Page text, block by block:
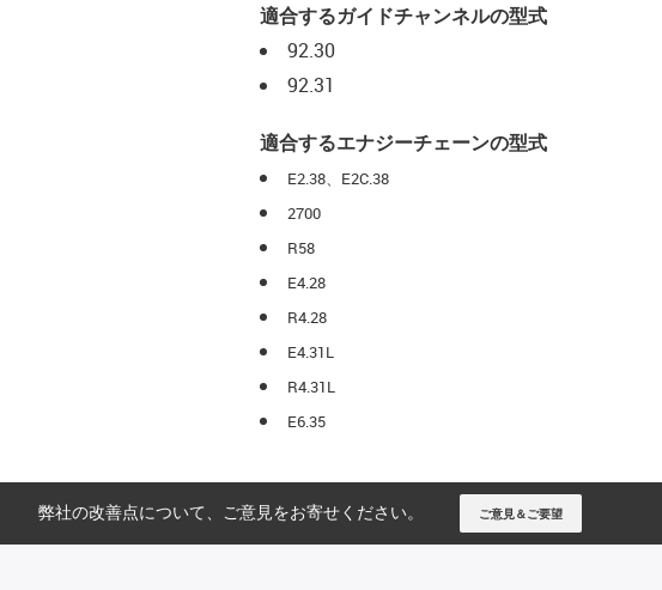
適合するガイドチャンネルの型式
92.30
92.31
適合するエナジーチェーンの型式
E2.38、E2C.38
2700
R58
E4.28
R4.28
E4.31L
R4.31L
E6.35
弊社の改善点について、ご意見をお寄せください。 ご意見＆ご要望